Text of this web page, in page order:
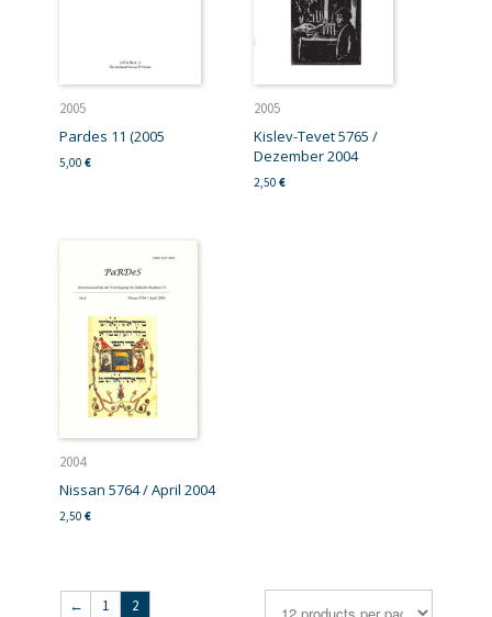
2005
Pardes 11 (2005
5,00 €
2005
Kislev-Tevet 5765 /
Dezember 2004
2,50 €
2004
Nissan 5764 / April 2004
2,50 €
← 1 2